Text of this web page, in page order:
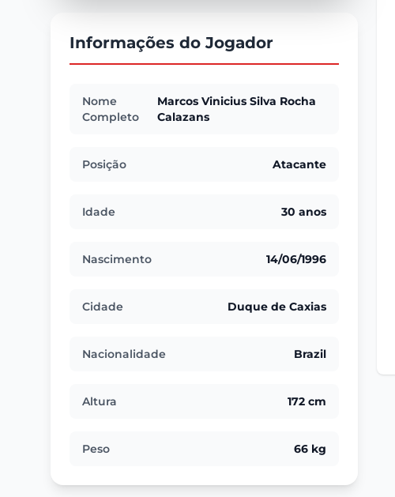
Informações do Jogador
Nome
Completo
Marcos Vinicius Silva Rocha
Calazans
Posição Atacante
Idade 30 anos
Nascimento 14/06/1996
Cidade Duque de Caxias
Nacionalidade Brazil
Altura 172 cm
Peso 66 kg